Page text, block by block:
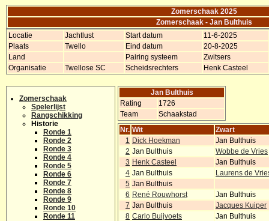
Zomerschaak 2025
Zomerschaak - Jan Bulthuis
Locatie
Jachtlust Start datum
11-6-2025
Plaats
Twello Eind datum
20-8-2025
Land
Pairing systeem
Zwitsers
Organisatie
Twellose SC Scheidsrechters Henk Casteel
Zomerschaak
Spelerlijst
Rangschikking
Historie
Ronde 1
Ronde 2
Ronde 3
Ronde 4
Ronde 5
Ronde 6
Ronde 7
Ronde 8
Ronde 9
Ronde 10
Ronde 11
Jan Bulthuis
Rating
1726
Team
Schaakstad
Nr. Wit
Zwart
1 Dick Hoekman
Jan Bulthuis
2 Jan Bulthuis
Wobbe de Vries
3 Henk Casteel
Jan Bulthuis
4 Jan Bulthuis
Laurens de
5 Jan Bulthuis
6 René Rouwhorst
Jan Bulthuis
7 Jan Bulthuis
Jacques Kuiper
8 Carlo Buijvoets
Jan Bulthuis